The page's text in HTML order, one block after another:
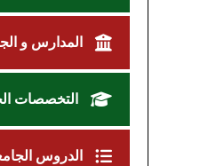
المدارس و
التخصصات
الدروس